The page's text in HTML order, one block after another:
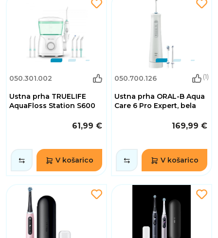
050.301.002
Ustna prha TRUELIFE
AquaFloss Station S600
61,99 €
V košarico
050.700.126 (1)
Ustna prha ORAL-B Aqua
Care 6 Pro Expert, bela
169,99 €
V košarico